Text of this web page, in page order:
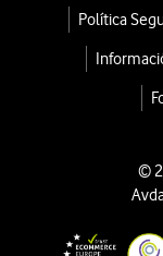
Política
©